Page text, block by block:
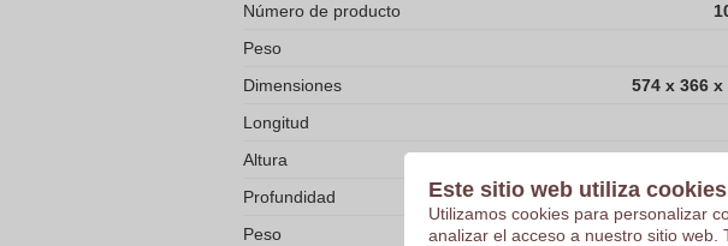
Número de producto
Peso
Dimensiones
574 x 366 x
Longitud
Altura
Profundidad
Peso
Este sitio web utiliza cookies
Utilizamos cookies para personalizar
analizar el acceso a nuestro sitio